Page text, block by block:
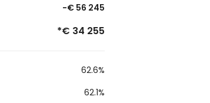
-€ 56 245
*€ 34 255
62.6%
62.1%